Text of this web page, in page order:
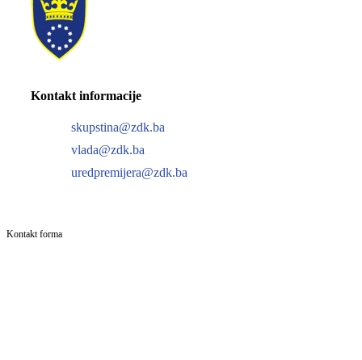
Kontakt informacije
skupstina@zdk.ba
vlada@zdk.ba
uredpremijera@zdk.ba
Kontakt forma